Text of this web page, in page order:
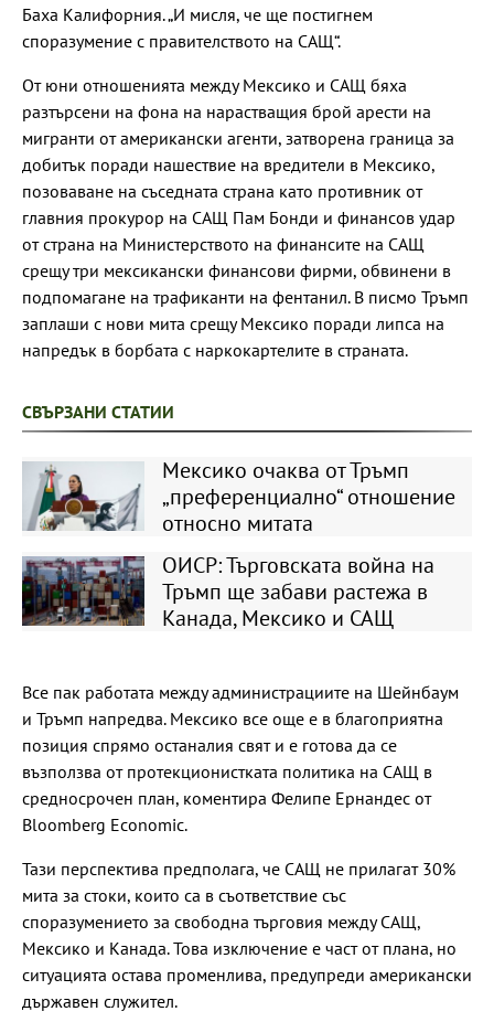
Баха Калифорния. „И мисля, че ще постигнем
споразумение с правителството на САЩ“.
От юни отношенията между Мексико и САЩ бяха
разтърсени на фона на нарастващия брой арести на
мигранти от американски агенти, затворена граница за
добитък поради нашествие на вредители в Мексико,
позоваване на съседната страна като противник от
главния прокурор на САЩ Пам Бонди и финансов удар
от страна на Министерството на финансите на САЩ
срещу три мексикански финансови фирми, обвинени в
подпомагане на трафиканти на фентанил. В писмо Тръмп
заплаши с нови мита срещу Мексико поради липса на
напредък в борбата с наркокартелите в страната.
СВЪРЗАНИ СТАТИИ
Мексико очаква от Тръмп
„преференциално“ отношение
относно митата
ОИСР: Търговската война на
Тръмп ще забави растежа в
Канада, Мексико и САЩ
Все пак работата между администрациите на Шейнбаум
и Тръмп напредва. Мексико все още е в благоприятна
позиция спрямо останалия свят и е готова да се
възползва от протекционистката политика на САЩ в
средносрочен план, коментира Фелипе Ернандес от
Bloomberg Economic.
Тази перспектива предполага, че САЩ не прилагат 30%
мита за стоки, които са в съответствие със
споразумението за свободна търговия между САЩ,
Мексико и Канада. Това изключение е част от плана, но
ситуацията остава променлива, предупреди американски
държавен служител.